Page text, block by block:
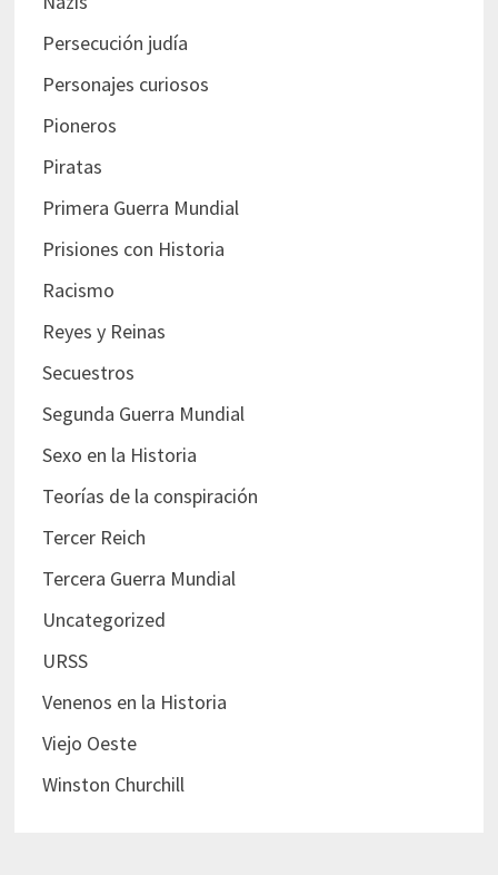
Persecución judía
Personajes curiosos
Pioneros
Piratas
Primera Guerra Mundial
Prisiones con Historia
Racismo
Reyes y Reinas
Secuestros
Segunda Guerra Mundial
Sexo en la Historia
Teorías de la conspiración
Tercer Reich
Tercera Guerra Mundial
Uncategorized
URSS
Venenos en la Historia
Viejo Oeste
Winston Churchill